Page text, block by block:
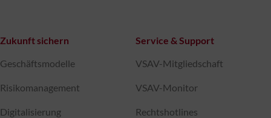
Zukunft sichern
Geschäftsmodelle
Risikomanagement
Digitalisierung
Service & Support
VSAV-Mitgliedschaft
VSAV-Monitor
Rechtshotlines